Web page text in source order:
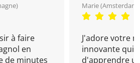
à faire
en
de minutes
Marie (Amsterdam,
J'adore votre
innovante qui
d'apprendre